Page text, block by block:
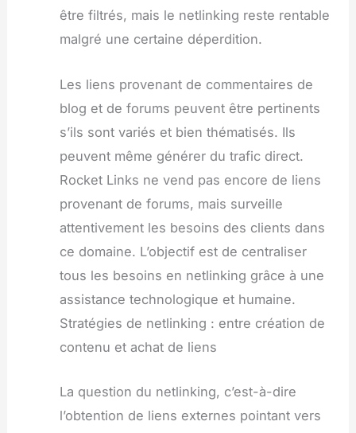
être filtrés, mais le netlinking reste rentable
malgré une certaine déperdition.
Les liens provenant de commentaires de
blog et de forums peuvent être pertinents
s’ils sont variés et bien thématisés. Ils
peuvent même générer du trafic direct.
Rocket Links ne vend pas encore de liens
provenant de forums, mais surveille
attentivement les besoins des clients dans
ce domaine. L’objectif est de centraliser
tous les besoins en netlinking grâce à une
assistance technologique et humaine.
Stratégies de netlinking : entre création de
contenu et achat de liens
La question du netlinking, c’est-à-dire
l’obtention de liens externes pointant vers